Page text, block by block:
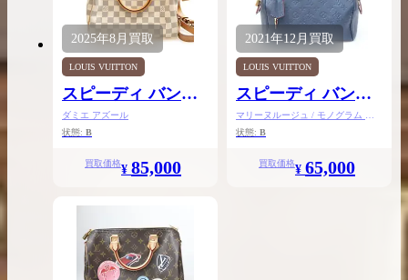
2025年8月 買取
LOUIS VUITTON
スピーディ バンド
リエール25
ダミエ アズール
状態: B
買取価格¥ 85,000
2021年12月買取
LOUIS VUITTON
スピーディ バンド
リエール25
マリーヌルージュ / モノグラム ア
ンプラント
状態: B
買取価格¥ 65,000